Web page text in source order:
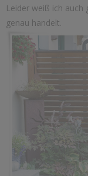
Leider weiß ich auch
genau handelt.